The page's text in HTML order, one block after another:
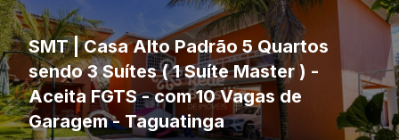
SMT | Casa Alto Padrão 5 Quartos
sendo 3 Suítes ( 1 Suíte Master ) -
Aceita FGTS - com 10 Vagas de
Garagem - Taguatinga